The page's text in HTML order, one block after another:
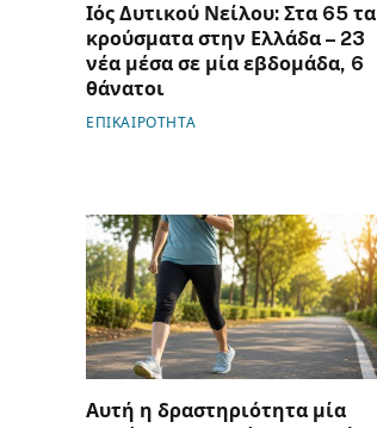
Ιός Δυτικού Νείλου: Στα 65 τα
κρούσματα στην Ελλάδα – 23
νέα μέσα σε μία εβδομάδα, 6
θάνατοι
ΕΠΙΚΑΙΡΟΤΗΤΑ
Αυτή η δραστηριότητα μία